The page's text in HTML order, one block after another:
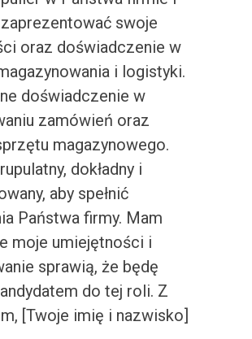
zaprezentować swoje
oraz doświadczenie w
i logistyki.
doświadczenie w
zamówień oraz
magazynowego.
dokładny i
aby spełnić
Państwa firmy. Mam
moje umiejętności i
sprawią, że będę
do tej roli. Z
[Twoje imię i nazwisko]